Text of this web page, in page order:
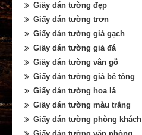
Giấy dán tường đẹp
Giấy dán tường trơn
Giấy dán tường giả gạch
Giấy dán tường giả đá
Giấy dán tường vân gỗ
Giấy dán tường giả bê tông
Giấy dán tường hoa lá
Giấy dán tường màu trắng
Giấy dán tường phòng khách